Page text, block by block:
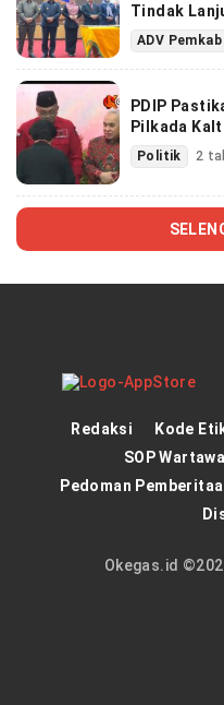
Tindak
ADV
PDIP
Pilkada
Politik 2
Redaksi Kode
SOP
Pedoman
Okegas.id